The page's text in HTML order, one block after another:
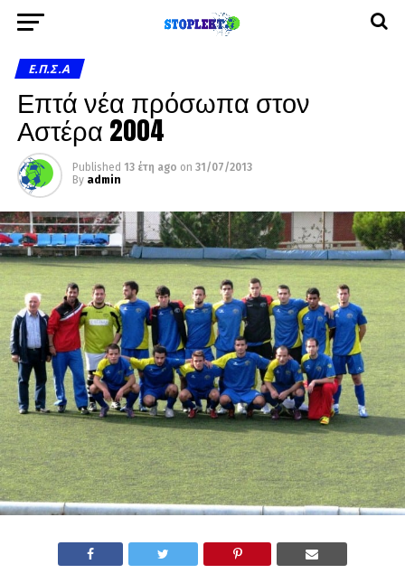
Ε.Π.Σ.Α
Επτά νέα πρόσωπα στον
Αστέρα 2004
Published 13 έτη ago on 31/07/2013
By admin